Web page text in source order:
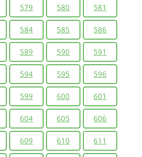
579 580 581
584 585 586
589 590 591
594 595 596
599 600 601
604 605 606
609 610 611